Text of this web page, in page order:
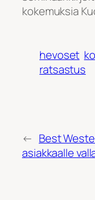
kokemuksia
hevoset
ratsastus
← Best
asiakkaalle